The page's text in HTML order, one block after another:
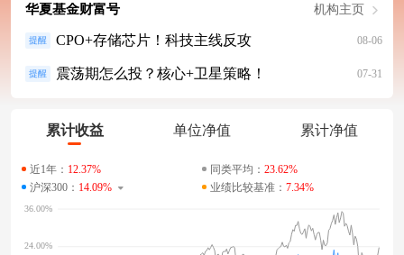
华夏基金财富号 机构主页
提醒 CPO+存储芯片！科技主线反攻 08-06
提醒 震荡期怎么投？核心+卫星策略！ 07-31
累计收益 单位净值 累计净值
近1年： 12.37% 同类平均： 23.62%
沪深300： 14.09% 业绩比较基准： 7.34%